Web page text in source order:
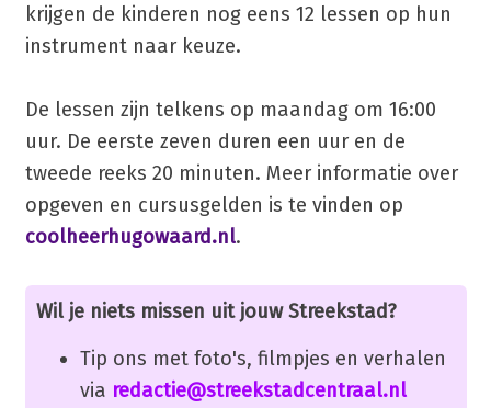
krijgen de kinderen nog eens 12 lessen op hun
instrument naar keuze.
De lessen zijn telkens op maandag om 16:00
uur. De eerste zeven duren een uur en de
tweede reeks 20 minuten. Meer informatie over
opgeven en cursusgelden is te vinden op
coolheerhugowaard.nl.
Wil je niets missen uit jouw Streekstad?
Tip ons met foto's, filmpjes en verhalen
via redactie@streekstadcentraal.nl